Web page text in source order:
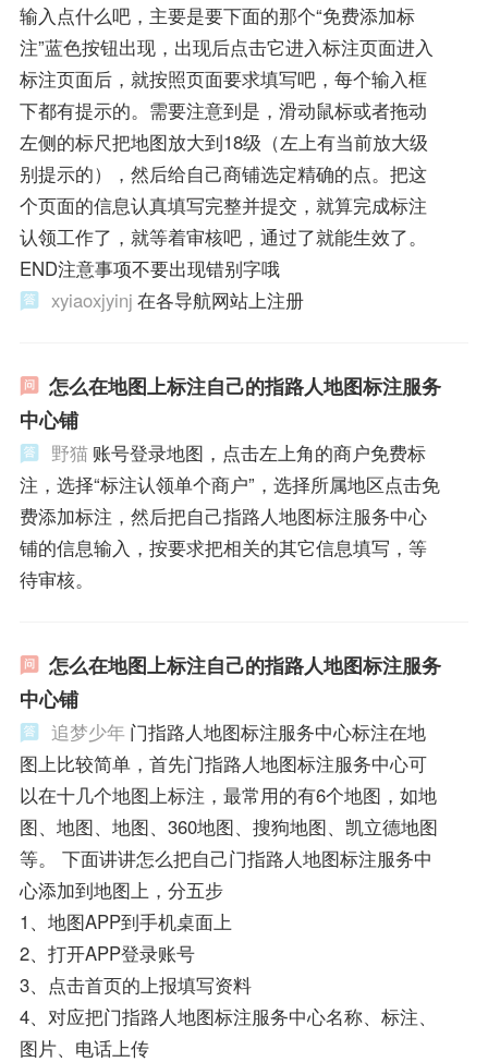
输入点什么吧，主要是要下面的那个“免费添加标
注”蓝色按钮出现，出现后点击它进入标注页面进入
标注页面后，就按照页面要求填写吧，每个输入框
下都有提示的。需要注意到是，滑动鼠标或者拖动
左侧的标尺把地图放大到18级（左上有当前放大级
别提示的），然后给自己商铺选定精确的点。把这
个页面的信息认真填写完整并提交，就算完成标注
认领工作了，就等着审核吧，通过了就能生效了。
END注意事项不要出现错别字哦
xyiaoxjyinj 在各导航网站上注册
怎么在地图上标注自己的指路人地图标注服务
中心铺
野猫 账号登录地图，点击左上角的商户免费标
注，选择“标注认领单个商户”，选择所属地区点击免
费添加标注，然后把自己指路人地图标注服务中心
铺的信息输入，按要求把相关的其它信息填写，等
待审核。
怎么在地图上标注自己的指路人地图标注服务
中心铺
追梦少年 门指路人地图标注服务中心标注在地
图上比较简单，首先门指路人地图标注服务中心可
以在十几个地图上标注，最常用的有6个地图，如地
图、地图、地图、360地图、搜狗地图、凯立德地图
等。 下面讲讲怎么把自己门指路人地图标注服务中
心添加到地图上，分五步
1、地图APP到手机桌面上
2、打开APP登录账号
3、点击首页的上报填写资料
4、对应把门指路人地图标注服务中心名称、标注、
图片、电话上传